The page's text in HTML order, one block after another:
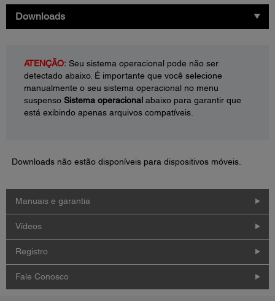
Downloads
ATENÇÃO: Seu sistema operacional pode não ser
detectado abaixo. É importante que você selecione
manualmente o seu sistema operacional no menu
suspenso Sistema operacional abaixo para garantir que
está exibindo apenas arquivos compatíveis.
Downloads não estão disponíveis para dispositivos móveis.
Manuais e garantia
Vídeos
Registro
Fale Conosco